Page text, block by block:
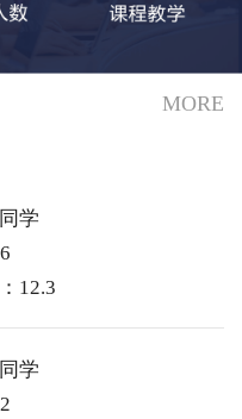
MORE
学
12.3
学